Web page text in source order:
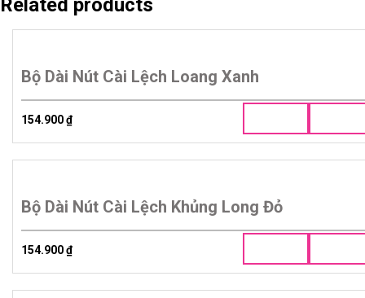
Related products
Bộ Dài Nút Cài Lệch Loang Xanh
154.900₫
Bộ Dài Nút Cài Lệch Khủng Long Đỏ
154.900₫